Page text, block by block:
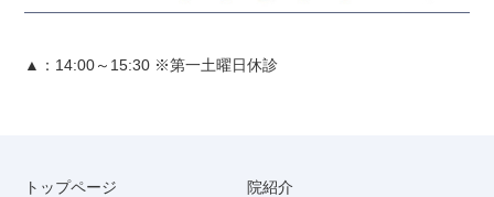
▲：14:00～15:30 ※第一土曜日休診
トップページ 院紹介